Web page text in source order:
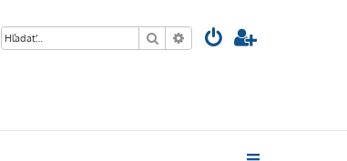
Hľadať Rozšírené vyhľadávanie